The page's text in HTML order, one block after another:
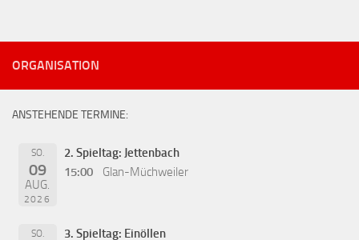
ORGANISATION
ANSTEHENDE TERMINE:
SO.
09
AUG.
2026
2. Spieltag: Jettenbach
15:00
Glan-Müchweiler
SO.
3. Spieltag: Einöllen